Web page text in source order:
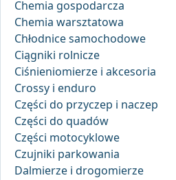
Chemia gospodarcza
Chemia warsztatowa
Chłodnice samochodowe
Ciągniki rolnicze
Ciśnieniomierze i akcesoria
Crossy i enduro
Części do przyczep i naczep
Części do quadów
Części motocyklowe
Czujniki parkowania
Dalmierze i drogomierze